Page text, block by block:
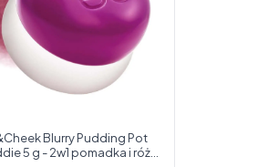
Blurry Pudding Pot
5 g - 2w1 pomadka i róż